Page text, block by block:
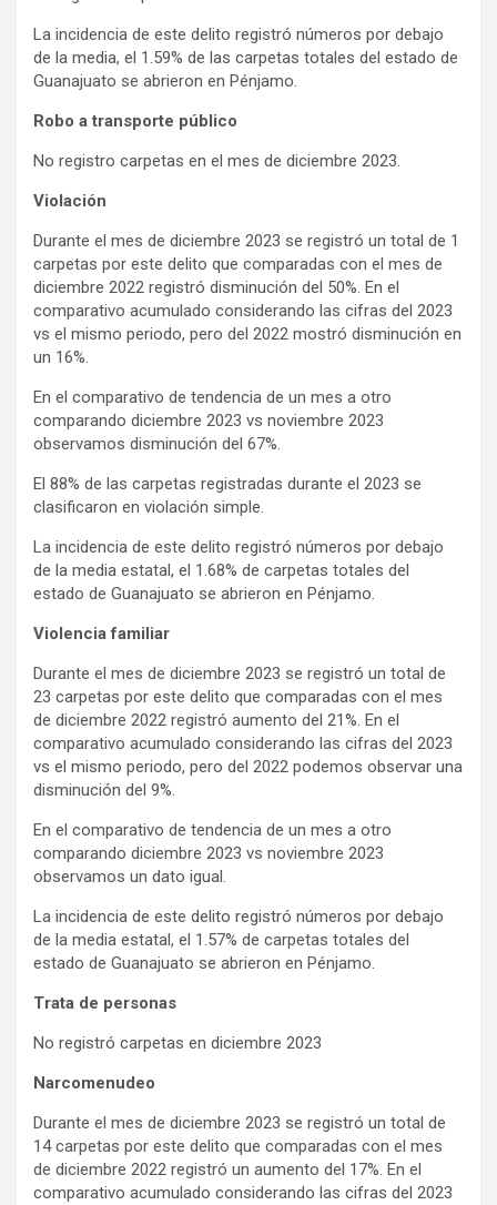
La incidencia de este delito registró números por debajo
de la media, el 1.59% de las carpetas totales del estado de
Guanajuato se abrieron en Pénjamo.
Robo a transporte público
No registro carpetas en el mes de diciembre 2023.
Violación
Durante el mes de diciembre 2023 se registró un total de 1
carpetas por este delito que comparadas con el mes de
diciembre 2022 registró disminución del 50%. En el
comparativo acumulado considerando las cifras del 2023
vs el mismo periodo, pero del 2022 mostró disminución en
un 16%.
En el comparativo de tendencia de un mes a otro
comparando diciembre 2023 vs noviembre 2023
observamos disminución del 67%.
El 88% de las carpetas registradas durante el 2023 se
clasificaron en violación simple.
La incidencia de este delito registró números por debajo
de la media estatal, el 1.68% de carpetas totales del
estado de Guanajuato se abrieron en Pénjamo.
Violencia familiar
Durante el mes de diciembre 2023 se registró un total de
23 carpetas por este delito que comparadas con el mes
de diciembre 2022 registró aumento del 21%. En el
comparativo acumulado considerando las cifras del 2023
vs el mismo periodo, pero del 2022 podemos observar una
disminución del 9%.
En el comparativo de tendencia de un mes a otro
comparando diciembre 2023 vs noviembre 2023
observamos un dato igual.
La incidencia de este delito registró números por debajo
de la media estatal, el 1.57% de carpetas totales del
estado de Guanajuato se abrieron en Pénjamo.
Trata de personas
No registró carpetas en diciembre 2023
Narcomenudeo
Durante el mes de diciembre 2023 se registró un total de
14 carpetas por este delito que comparadas con el mes
de diciembre 2022 registró un aumento del 17%. En el
comparativo acumulado considerando las cifras del 2023